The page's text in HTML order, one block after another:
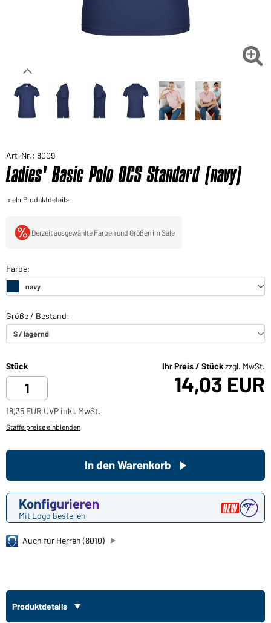
Sie möchten gerne für Ihren privaten Bedarf

Art-Nr.: 8009
Ladies' Basic Polo OCS Standard (navy)
mehr Produktdetails
Derzeit ausgewählte Farben und Größen im Sale
Stück Ihr Preis / Stückzzgl. MwSt.
14,03 EUR
18,35 EUR UVP inkl. MwSt.
Staffelpreise einblenden
Konfigurieren
Mit Logo bestellen
In den Warenkorb
Auch für Herren (8010)
Produktdetails